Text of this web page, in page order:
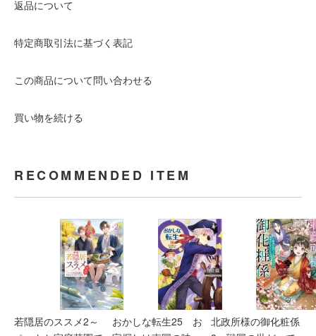
返品について
特定商取引法に基づく表記
この商品について問い合わせる
買い物を続ける
RECOMMENDED ITEM
若隠居のススメ2～
おかしな転生25 お
北政所様の御化粧係